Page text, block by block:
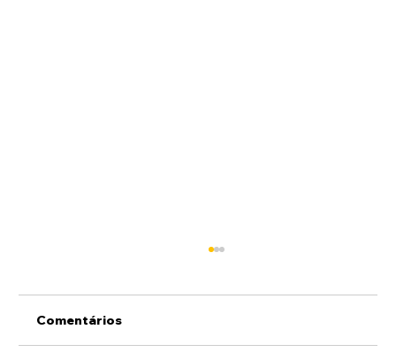
Comentários